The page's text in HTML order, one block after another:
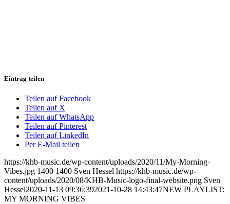
Eintrag teilen
Teilen auf Facebook
Teilen auf X
Teilen auf WhatsApp
Teilen auf Pinterest
Teilen auf LinkedIn
Per E-Mail teilen
https://khb-music.de/wp-content/uploads/2020/11/My-Morning-
Vibes.jpg 1400 1400 Sven Hessel https://khb-music.de/wp-
content/uploads/2020/08/KHB-Music-logo-final-website.png Sven
Hessel2020-11-13 09:36:392021-10-28 14:43:47NEW PLAYLIST:
MY MORNING VIBES